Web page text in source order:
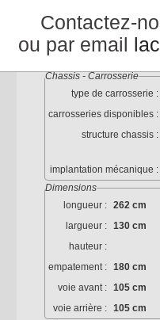
dimenssions roues :
jantes :
Chassis - Carrosserie
type de carrosserie :
carrosseries disponibles :
structure chassis :
implantation mécanique :
Dimensions
longueur : 262 cm
largueur : 130 cm
hauteur :
empatement : 180 cm
voie avant : 105 cm
voie arrière : 105 cm
Contactez-
ou par email